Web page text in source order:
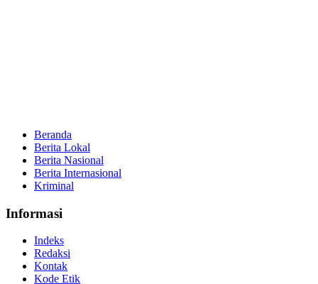
Beranda
Berita Lokal
Berita Nasional
Berita Internasional
Kriminal
Informasi
Indeks
Redaksi
Kontak
Kode Etik